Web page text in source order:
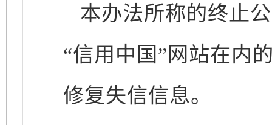
本办法所称的终止
“信用中国”网站在内
修复失信信息。